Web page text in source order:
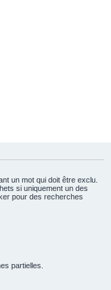
un mot qui doit être exclu.
si uniquement un des
pour des recherches
partielles.